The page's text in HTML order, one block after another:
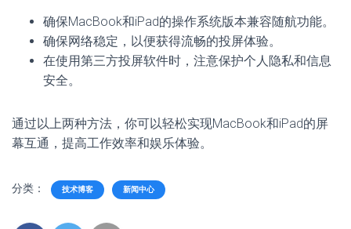
确保MacBook和iPad的操作系统版本兼容随航功能。
确保网络稳定，以便获得流畅的投屏体验。
在使用第三方投屏软件时，注意保护个人隐私和信息
安全。
通过以上两种方法，你可以轻松实现MacBook和iPad的屏
幕互通，提高工作效率和娱乐体验。
分类： 技术博客 新闻中心